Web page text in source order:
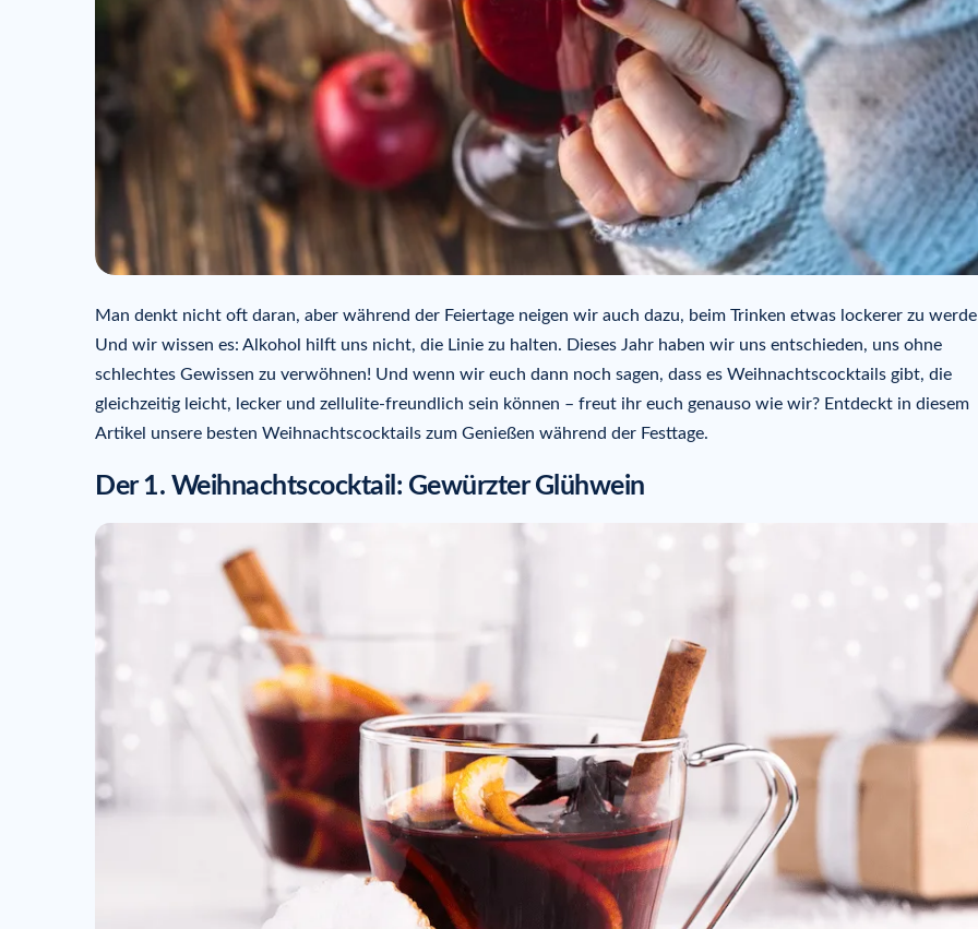
Man denkt nicht oft daran, aber während der Feiertage neigen wir auch dazu, beim Trinken etwas lockerer zu
Und wir wissen es: Alkohol hilft uns nicht, die Linie zu halten. Dieses Jahr haben wir uns entschieden, uns ohne
schlechtes Gewissen zu verwöhnen! Und wenn wir euch dann noch sagen, dass es Weihnachtscocktails gibt, die
gleichzeitig leicht, lecker und zellulite-freundlich sein können – freut ihr euch genauso wie wir? Entdeckt in diesem
Artikel unsere besten Weihnachtscocktails zum Genießen während der Festtage.
Der 1. Weihnachtscocktail: Gewürzter Glühwein